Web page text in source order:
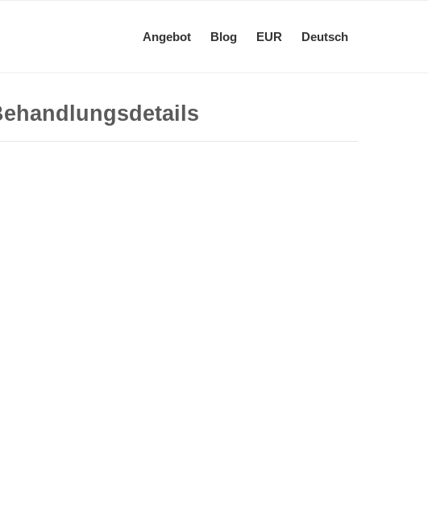
Angebot Blog EUR Deutsch